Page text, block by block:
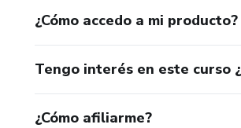
¿Cómo accedo a mi producto?
Tengo interés en este curso
¿Cómo afiliarme?